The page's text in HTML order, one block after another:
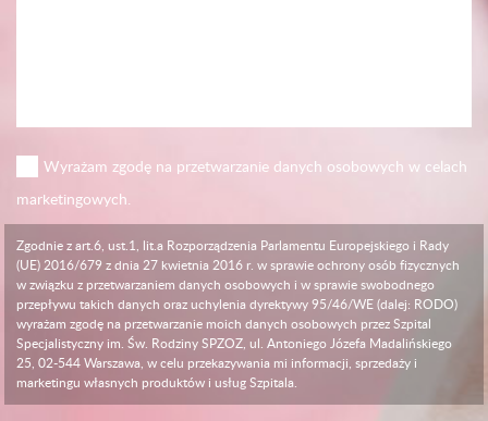
Wyrażam zgodę na przetwarzanie danych osobowych w celach
marketingowych.
Zgodnie z art.6, ust.1, lit.a Rozporządzenia Parlamentu Europejskiego i Rady
(UE) 2016/679 z dnia 27 kwietnia 2016 r. w sprawie ochrony osób fizycznych
w związku z przetwarzaniem danych osobowych i w sprawie swobodnego
przepływu takich danych oraz uchylenia dyrektywy 95/46/WE (dalej: RODO)
wyrażam zgodę na przetwarzanie moich danych osobowych przez Szpital
Specjalistyczny im. Św. Rodziny SPZOZ, ul. Antoniego Józefa Madalińskiego
25, 02-544 Warszawa, w celu przekazywania mi informacji, sprzedaży i
marketingu własnych produktów i usług Szpitala.